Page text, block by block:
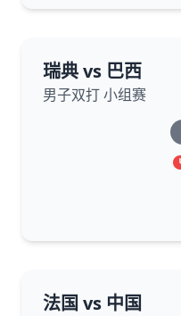
瑞典 vs 巴西
男子双打 小组赛
法国 vs 中国